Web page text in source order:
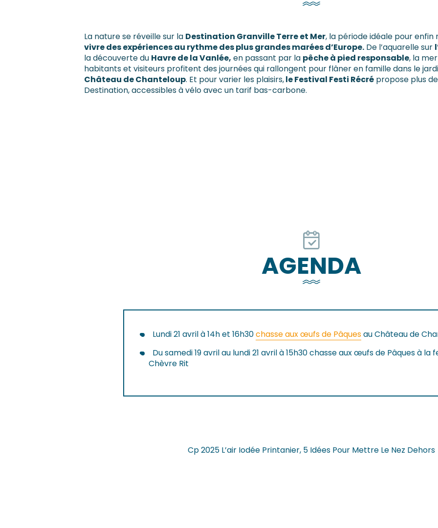
La nature se réveille sur la Destination Granville Terre et Mer, la période idéale pour
vivre des expériences au rythme des plus grandes marées d’Europe. De l’aquarelle sur
la découverte du Havre de la Vanlée, en passant par la pêche à pied responsable, la
habitants et visiteurs profitent des journées qui rallongent pour flâner en famille dans le
Château de Chanteloup. Et pour varier les plaisirs,le Festival Festi Récré propose plus
Destination, accessibles à vélo avec un tarif bas-carbone.
AGENDA
Lundi 21 avril à 14h et 16h30chasse aux œufs de Pâquesau Château de
Du samedi 19 avril au lundi 21 avril à 15h30 chasse aux œufs de Pâques à la
Chèvre Rit
Cp 2025 L’air Iodée Printanier, 5 Idées Pour Mettre Le Nez Dehors